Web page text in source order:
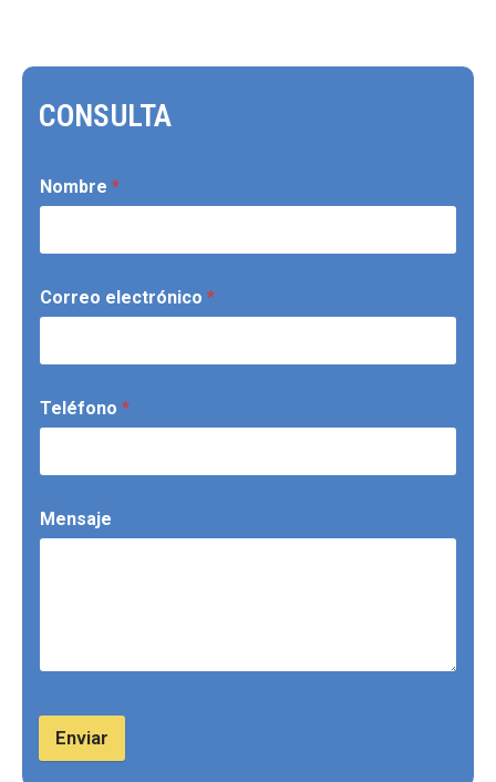
CONSULTA
Nombre *
Correo electrónico *
Teléfono *
Mensaje
Enviar